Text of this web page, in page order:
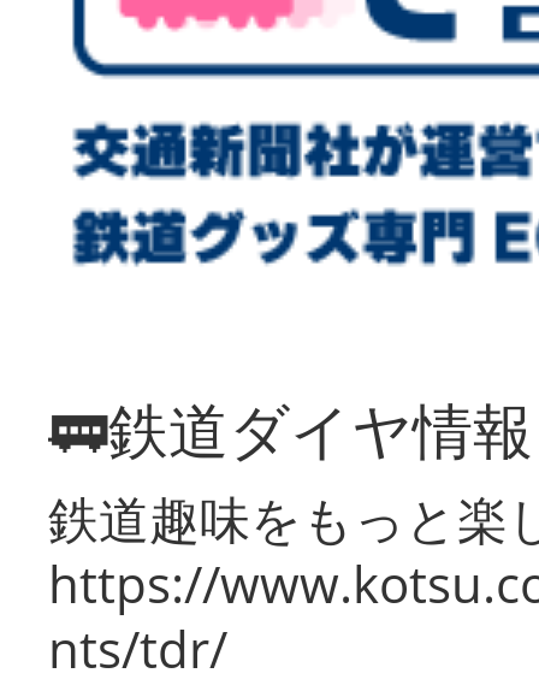
🚃鉄道ダイヤ情
鉄道趣味をもっと楽
https://
nts/tdr/